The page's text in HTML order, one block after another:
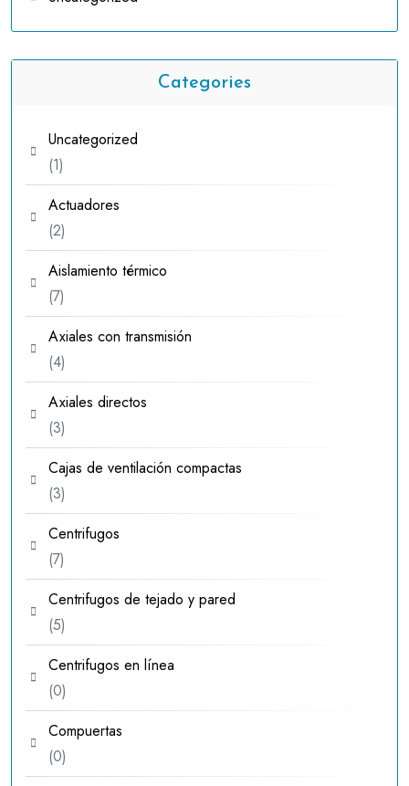
Categories
Uncategorized
11
producto
Actuadores
22
productos
Aislamiento térmico
77
productos
Axiales con transmisión
44
productos
Axiales directos
33
productos
Cajas de ventilación compactas
33
productos
Centrifugos
77
productos
Centrifugos de tejado y pared
55
productos
Centrifugos en línea
00
productos
Compuertas
00
productos